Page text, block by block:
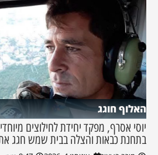
האלוף חוגג
יוסי אסרף, מפקד יחידת לחילוצים
בתחנת כבאות והצלה בבית שמש חגג